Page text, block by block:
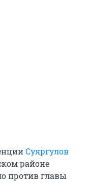
Суяргулов
районе
против главы